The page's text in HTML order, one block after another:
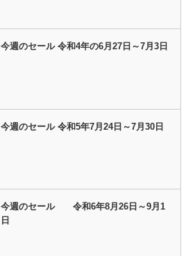
今週のセール 令和4年の6月27日～7月3日
今週のセール 令和5年7月24日～7月30日
今週のセール 令和6年8月26日～9月1
日